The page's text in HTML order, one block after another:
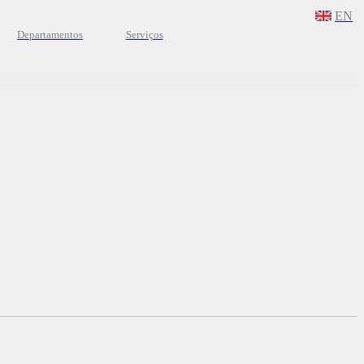
EN
Departamentos Serviços